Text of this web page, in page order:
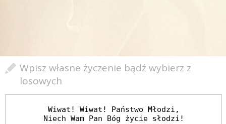
Wpisz własne życzenie bądź wybierz z
losowych